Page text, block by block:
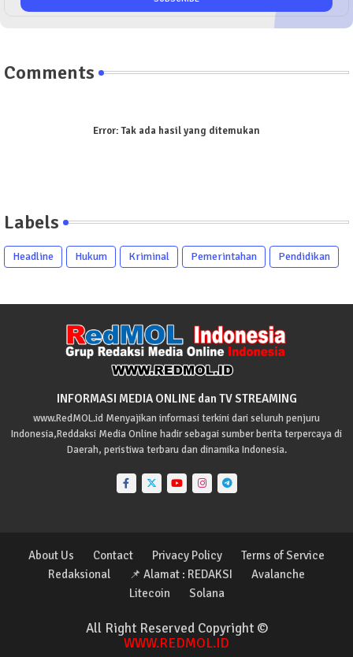
Comments
Error:Tak ada hasil yang ditemukan
Labels
Headline Hukum Kriminal Pemerintahan Pendidikan
INFORMASI MEDIA ONLINE dan TV STREAMING
www.RedMOL.id Menyajikan informasi terkini dari seluruh penjuru
Indonesia,Reddaksi Media Online hadir sebagai sumber berita terpercaya di
Daerah, peristiwa terbaru dan dinamika Indonesia.
All Right Reserved Copyright ©
WWW.REDMOL.ID
About Us Contact Privacy Policy
Terms of Service
Redaksional
📌 Alamat : REDAKSI
Avalanche
Litecoin
Solana